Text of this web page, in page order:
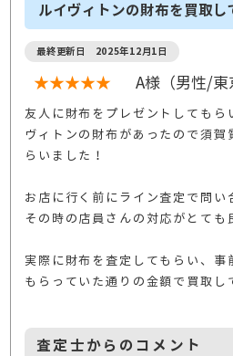
ルイヴィトンの財布を買取し
最終更新日 2025年12月1日
★★★★★ A様（男性/
友人に財布をプレゼントしてもら
ヴィトンの財布があったので須賀
らいました！
お店に行く前にライン査定で問い
その時の店員さんの対応がとても
実際に財布を査定してもらい、事
もらっていた通りの金額で買取し
査定士からのコメント